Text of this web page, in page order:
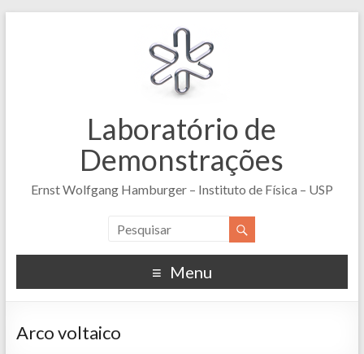
Laboratório de
Demonstrações
Ernst Wolfgang Hamburger – Instituto de Física – USP
Menu
Arco voltaico